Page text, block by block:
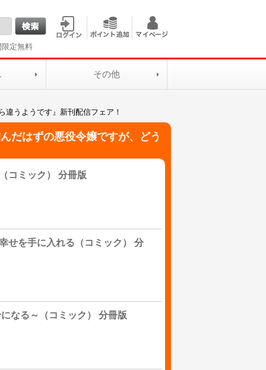
限定無料
その他
うようです』新刊配信フェア！
だはずの悪役令嬢ですが、どう
コミック） 分冊版
せを手に入れる（コミック） 分
なる～（コミック） 分冊版